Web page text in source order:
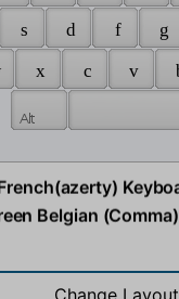
s d f g
x c v
Belgian
Change Layout